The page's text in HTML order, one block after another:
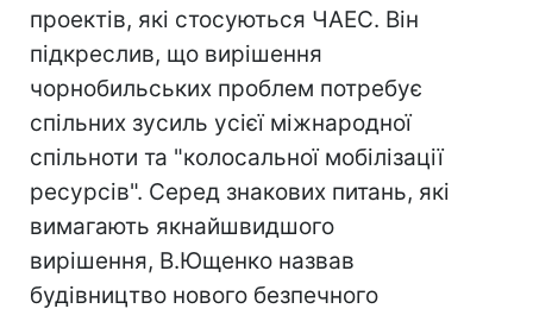
проектів, які стосуються ЧАЕС. Він
підкреслив, що вирішення
чорнобильських проблем потребує
спільних зусиль усієї міжнародної
спільноти та "колосальної мобілізації
ресурсів". Серед знакових питань, які
вимагають якнайшвидшого
вирішення, В.Ющенко назвав
будівництво нового безпечного